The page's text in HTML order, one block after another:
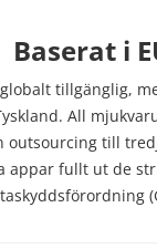
Baserat i
tillgänglig,
All
outsourcing till
appar fullt ut de